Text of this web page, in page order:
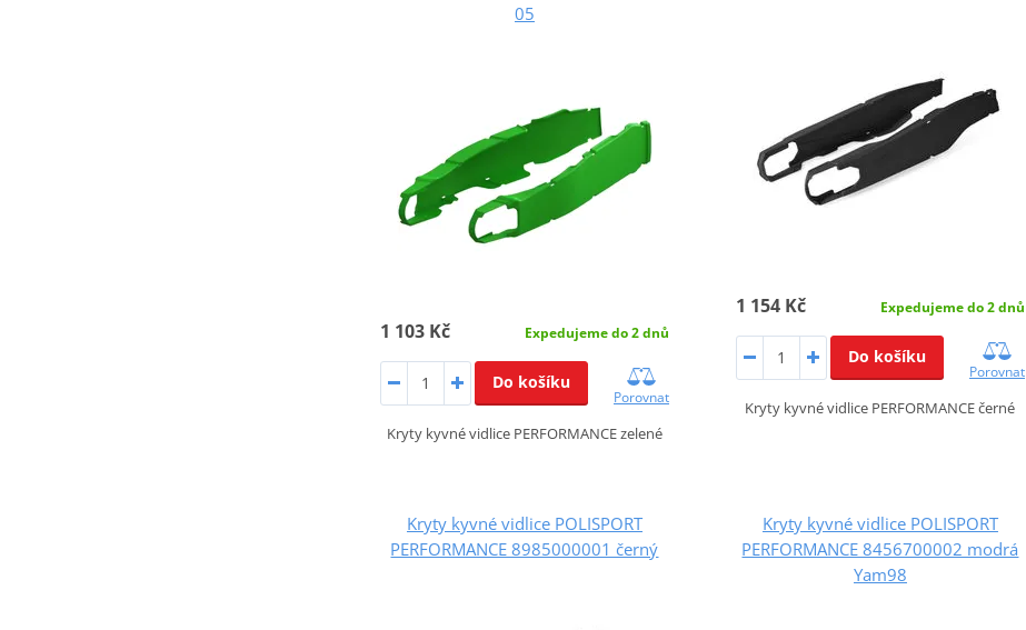
05
1 103 Kč Expedujeme do 2 dnů
Do košíku
Porovnat
Kryty kyvné vidlice PERFORMANCE zelené
1 154 Kč Expedujeme do 2 dnů
Do košíku
Porovnat
Kryty kyvné vidlice PERFORMANCE černé
Kryty kyvné vidlice POLISPORT
PERFORMANCE 8985000001 černý
Kryty kyvné vidlice POLISPORT
PERFORMANCE 8456700002 modrá
Yam98